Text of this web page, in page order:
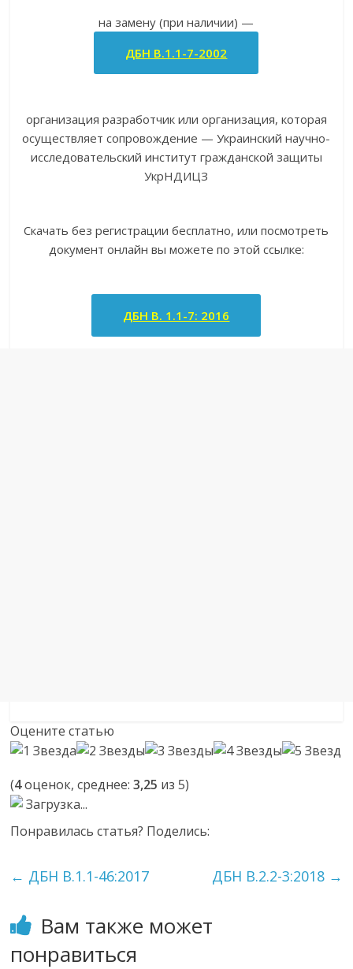
на замену (при наличии) —
ДБН В.1.1-7-2002
организация разработчик или организация, которая
осуществляет сопровождение — Украинский научно-
исследовательский институт гражданской защиты
УкрНДИЦЗ
Скачать без регистрации бесплатно, или посмотреть
документ онлайн вы можете по этой ссылке:
ДБН В. 1.1-7: 2016
Оцените статью
(4оценок, среднее:3,25 из 5)
Загрузка...
Понравилась статья? Поделись:
← ДБН В.1.1-46:2017 ДБН В.2.2-3:2018 →
Вам также может
понравиться